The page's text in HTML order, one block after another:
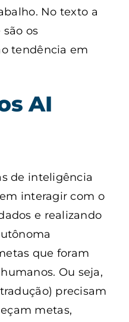
No texto a
os
tendência em
AI
de inteligência
interagir com o
e realizando
que foram
Ou seja,
precisam
metas,